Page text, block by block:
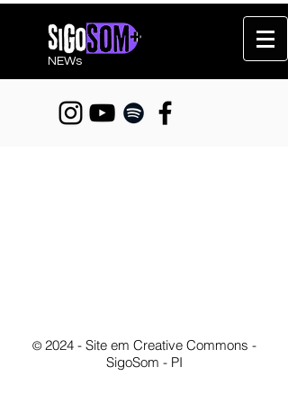
NEWs
©2024- Site em Creative Commons -
SigoSom - PI